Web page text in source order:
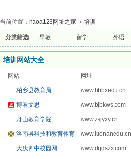
当前位置： haoa123网址之家 › 培训
分类筛选 早教 留学 外语
培训网站大全
网站 网址
柏乡县教育局 www.hbbxedu.cn
博看文思 www.bjbkws.com
舟山教育学院 www.zsjyxy.cn
洛南县科技和教育体育
www.luonanedu.cn
大庆四中校园网 www.dqdszx.com